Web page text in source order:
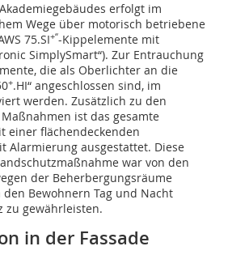
erfolgt im
Wege über motorisch betriebene
75.SI+“-Kippelemente mit
SimplySmart“). Zur Entrauchung
die als Oberlichter an die
+.HI“ angeschlossen sind, im
werden. Zusätzlich zu den
ist das gesamte
einer flächendeckenden
Alarmierung ausgestattet. Diese
war von den
der Beherbergungsräume
Bewohnern Tag und Nacht
zu gewährleisten.
in der Fassade